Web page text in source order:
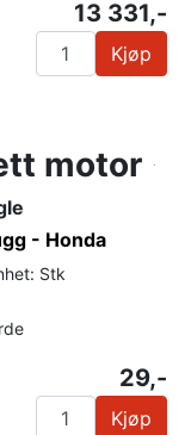
13 331,-
Kjøp
motor
- Honda
Stk
29,-
Kjøp